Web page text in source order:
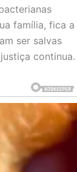
família, fica a
ser salvas
continua.